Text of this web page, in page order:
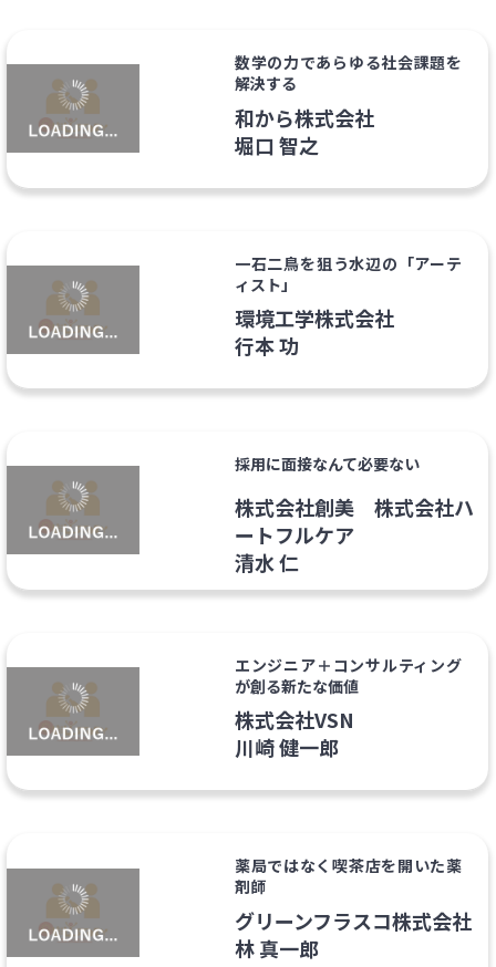
数学の力であらゆる社会課題を
解決する
和から株式会社
堀口 智之
一石二鳥を狙う水辺の「アーテ
ィスト」
環境工学株式会社
行本 功
採用に面接なんて必要ない
株式会社創美 株式会社ハ
ートフルケア
清水 仁
エンジニア＋コンサルティング
が創る新たな価値
株式会社VSN
川崎 健一郎
薬局ではなく喫茶店を開いた薬
剤師
グリーンフラスコ株式会社
林 真一郎